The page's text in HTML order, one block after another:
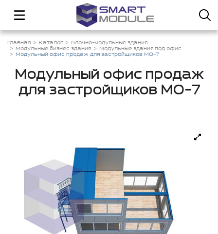
Главная Каталог
Блочно-модульные здания
Модульные бизнес здания
Модульные здания под офис
Модульный офис продаж для застройщиков МО-7
Модульный офис продаж
для застройщиков МО-7